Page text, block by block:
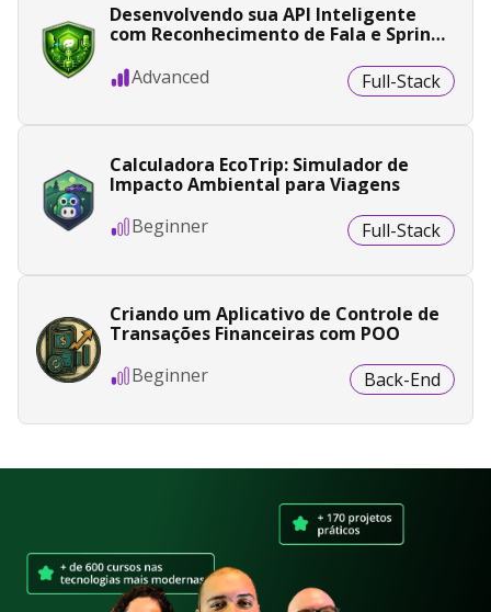
Desenvolvendo sua API Inteligente
com Reconhecimento de Fala e Spring
Advanced
Full-Stack
Calculadora EcoTrip: Simulador de
Impacto Ambiental para Viagens
Beginner
Full-Stack
Criando um Aplicativo de Controle de
Transações Financeiras com POO
Beginner
Back-End